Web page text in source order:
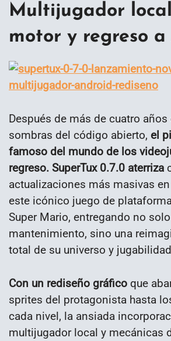
Multijugador
motor y regreso
Después de más de cuatro
sombras del código abierto, el
famoso del mundo de los
regreso. SuperTux 0.7.0 aterriza
actualizaciones más masivas
este icónico juego de
Super Mario, entregando no
mantenimiento, sino una
total de su universo y
Con un rediseño gráfico que
sprites del protagonista hasta
cada nivel, la ansiada
multijugador local y mecánicas